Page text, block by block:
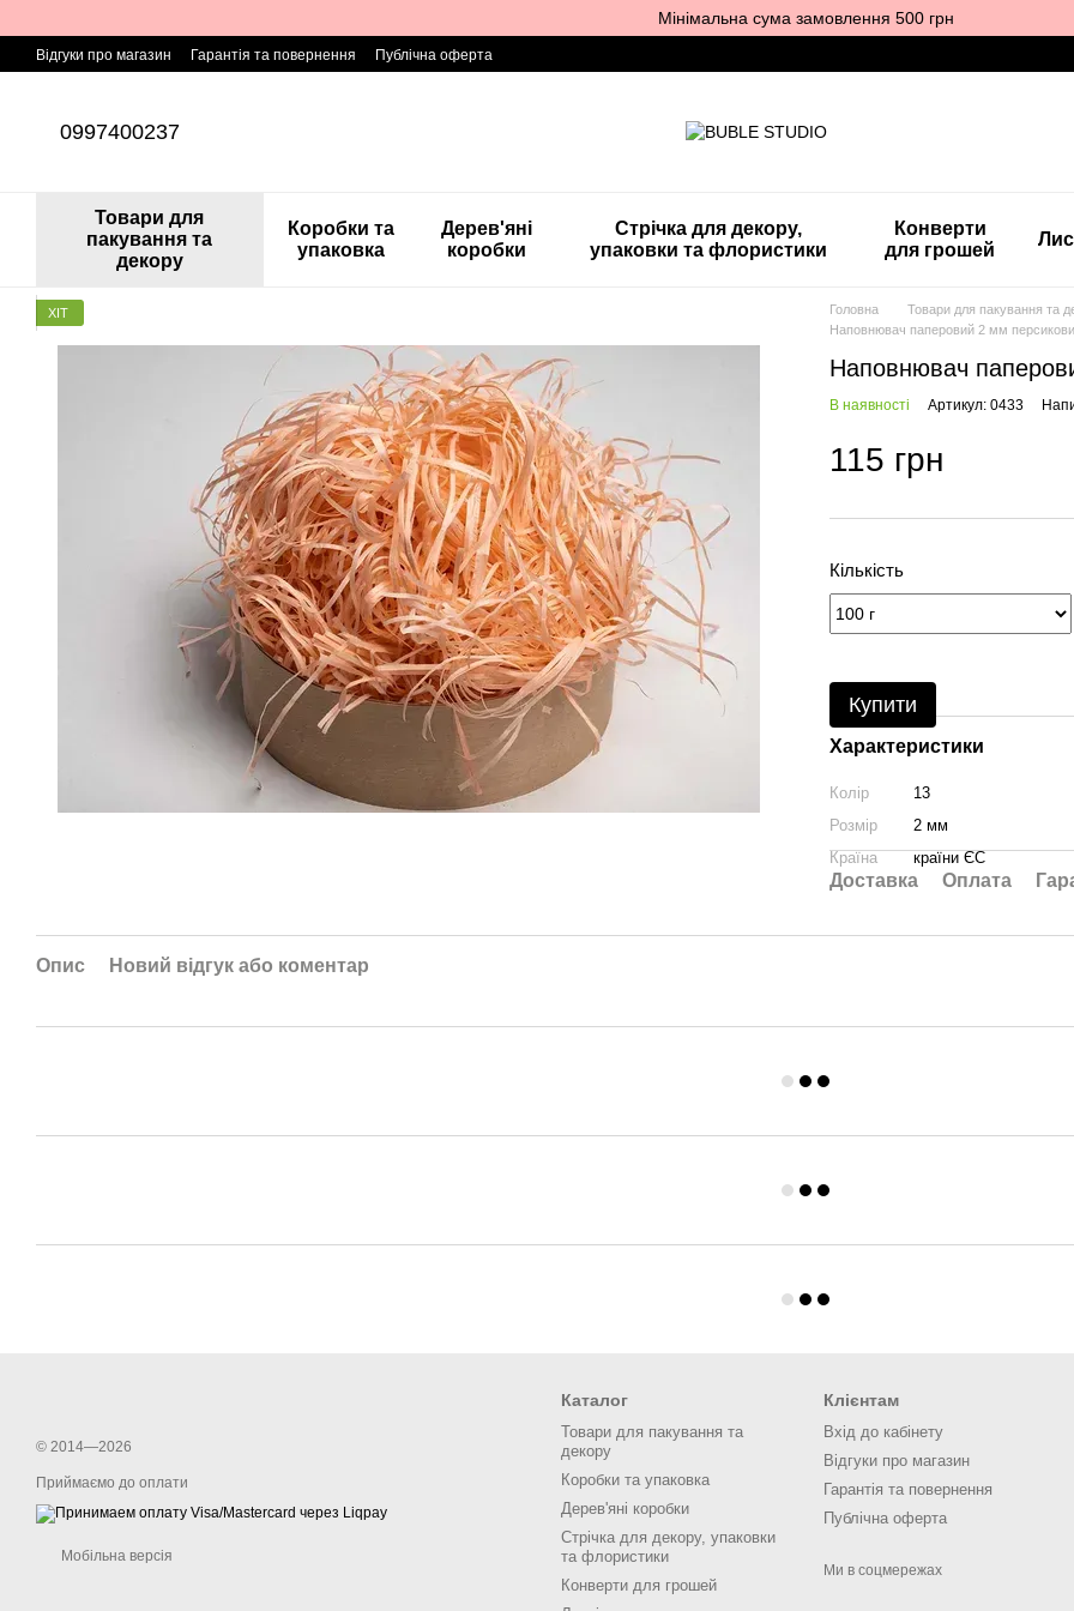
Мінімальна сума замовлення 500 грн
Відгуки про магазин Гарантія та повернення Публічна оферта
0997400237
Товари для
пакування та
декору
Коробки та
упаковка
Дерев'яні
коробки
Стрічка для декору,
упаковки та флористики
Конверти
для грошей
ХІТ Головна Товари для пакування та
Наповнювач паперовий 2 мм
Наповнювач
В наявності Артикул: 0433
115 грн
Кількість
Купити
Характеристики
Колір
13
Розмір
2 мм
Країна
країни ЄС
Доставка Оплата
Опис Новий відгук або коментар
© 2014—2026
Приймаємо до оплати
Мобільна версія
Каталог
Товари для пакування та
декору
Коробки та упаковка
Дерев'яні коробки
Стрічка для декору, упаковки
та флористики
Конверти для грошей
Клієнтам
Вхід до кабінету
Відгуки про магазин
Гарантія та повернення
Публічна оферта
Ми в соцмережах